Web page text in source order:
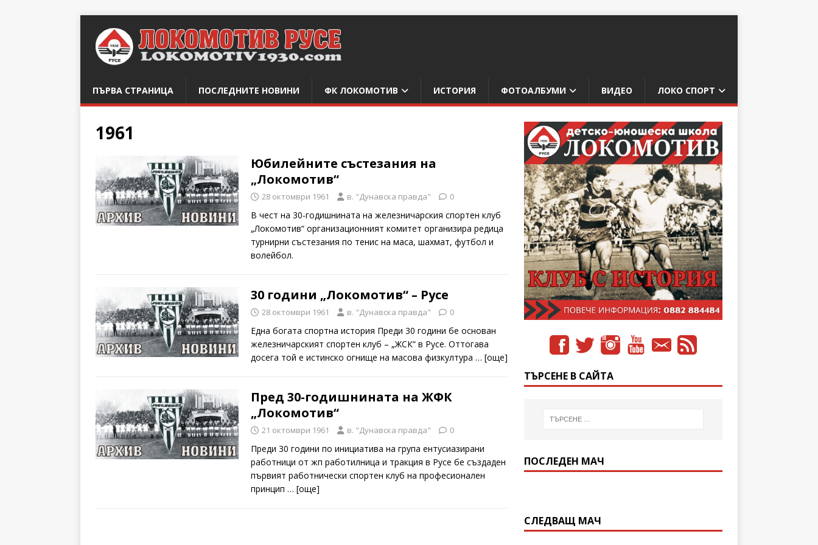
ПЪРВА СТРАНИЦА ПОСЛЕДНИТЕ НОВИНИ ФК ЛОКОМОТИВ ИСТОРИЯ ФОТОАЛБУМИ ВИДЕО ЛОКО СПОРТ
1961
Юбилейните състезания на
„Локомотив“
28 октомври 1961 в. "Дунавска правда" 0
В чест на 30-годишнината на железничарския спортен клуб
„Локомотив“ организационният комитет организира редица
турнирни състезания по тенис на маса, шахмат, футбол и
волейбол.
30 години „Локомотив“ – Русе
28 октомври 1961 в. "Дунавска правда" 0
Една богата спортна история Преди 30 години бе основан
железничарският спортен клуб – „ЖСК“ в Русе. Оттогава
досега той е истинско огнище на масова физкултура … [oще]
Пред 30-годишнината на ЖФК
„Локомотив“
21 октомври 1961 в. "Дунавска правда" 0
Преди 30 години по инициатива на група ентусиазирани
работници от жп работилница и тракция в Русе бе създаден
първият работнически спортен клуб на професионален
принцип … [oще]
ТЪРСЕНЕ В САЙТА
ПОСЛЕДЕН МАЧ
СЛЕДВАЩ МАЧ